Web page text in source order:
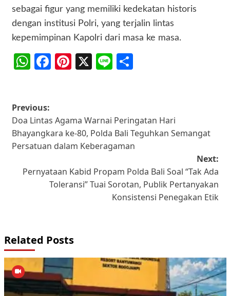
sebagai figur yang memiliki kedekatan historis
dengan institusi Polri, yang terjalin lintas
kepemimpinan Kapolri dari masa ke masa.
WhatsApp
Facebook
Pinterest
X Line
Post
navigation
Previous:
Doa Lintas Agama Warnai Peringatan Hari
Bhayangkara ke-80, Polda Bali Teguhkan Semangat
Persatuan dalam Keberagaman
Next:
Pernyataan Kabid Propam Polda Bali Soal “Tak Ada
Toleransi” Tuai Sorotan, Publik Pertanyakan
Konsistensi Penegakan Etik
Related Posts